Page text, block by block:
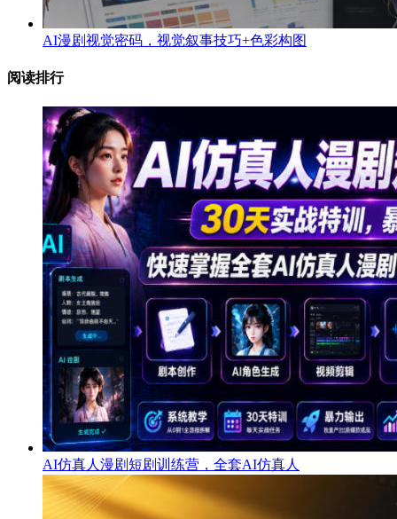
AI漫剧视觉密码，视觉叙事技巧+色彩构图
阅读排行
AI仿真人漫剧短剧训练营，全套AI仿真人